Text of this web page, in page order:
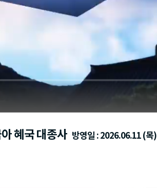
혜국 대종사 방영일 : 2026.06.11 (목)